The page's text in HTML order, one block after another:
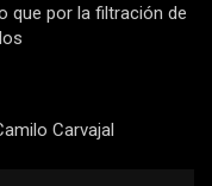
que por la filtración de
Carvajal